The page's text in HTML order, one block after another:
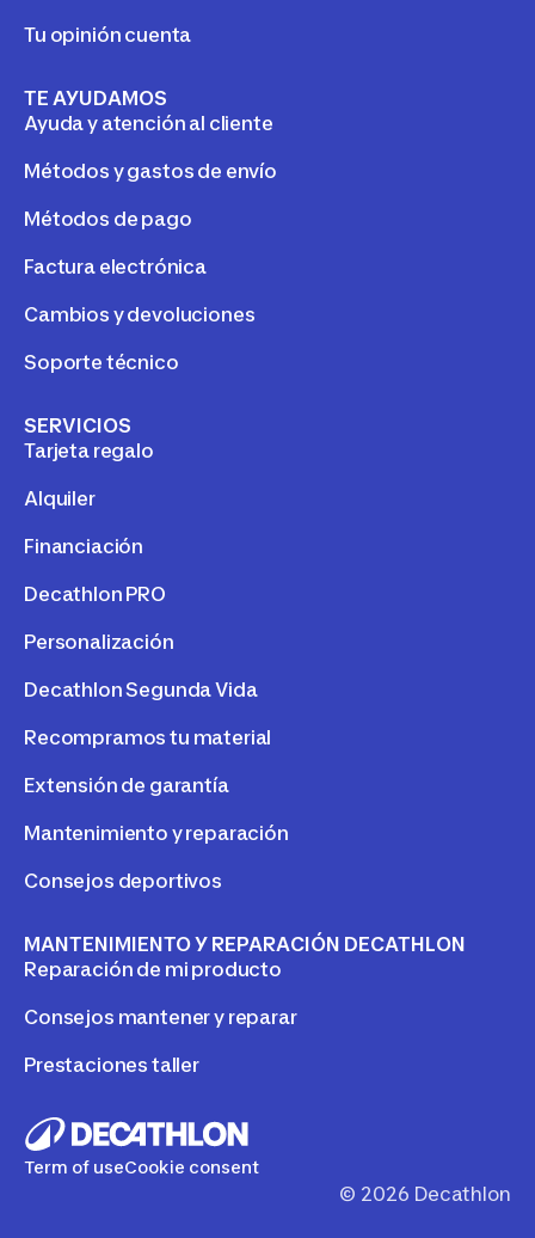
Tu opinión cuenta
TE AYUDAMOS
Ayuda y atención al cliente
Métodos y gastos de envío
Métodos de pago
Factura electrónica
Cambios y devoluciones
Soporte técnico
SERVICIOS
Tarjeta regalo
Alquiler
Financiación
Decathlon PRO
Personalización
Decathlon Segunda Vida
Recompramos tu material
Extensión de garantía
Mantenimiento y reparación
Consejos deportivos
MANTENIMIENTO Y REPARACIÓN DECATHLON
Reparación de mi producto
Consejos mantener y reparar
Prestaciones taller
Term of useCookie consent
© 2026 Decathlon